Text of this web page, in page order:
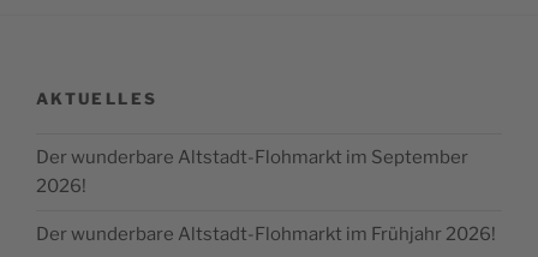
AKTUELLES
Der wunderbare Altstadt-Flohmarkt im September
2026!
Der wunderbare Altstadt-Flohmarkt im Frühjahr 2026!